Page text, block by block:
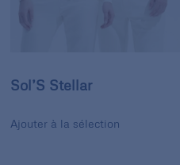
Sol’S Stellar
Ajouter à la sélection